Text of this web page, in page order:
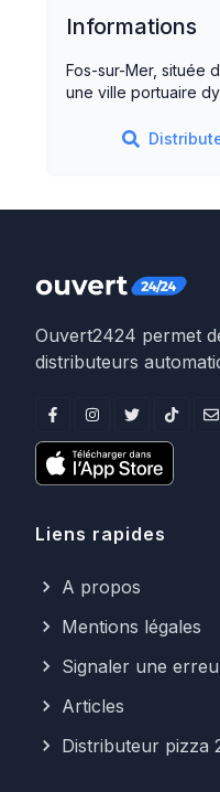
Informations
Fos-sur-Mer, située
une ville portuaire
Ouvert2424 permet
distributeurs
Liens rapides
A propos
Mentions légales
Signaler une
Articles
Distributeur pizza